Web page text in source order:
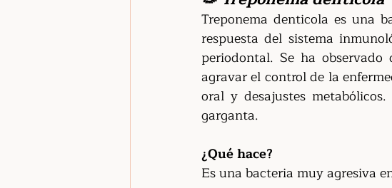
Treponema denticola es una
respuesta del sistema
periodontal. Se ha
agravar el control de la
oral y desajustes
garganta.
¿Qué hace?
Es una bacteria muy agresiva